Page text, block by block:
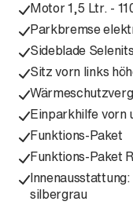
Motor 1,5 Ltr. -
Parkbremse
Sideblade
Sitz vorn links
Einparkhilfe vorn
Funktions-Paket
Funktions-Paket
silbergrau